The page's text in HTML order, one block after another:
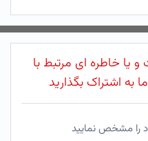
یا خاطره ای مرتبط با
به اشتراک بگذارید
را مشخص نمایید